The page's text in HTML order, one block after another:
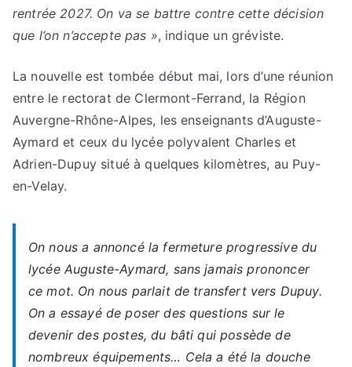
rentrée 2027. On va se battre contre cette décision
que l’on n’accepte pas », indique un gréviste.
La nouvelle est tombée début mai, lors d’une réunion
entre le rectorat de Clermont-Ferrand, la Région
Auvergne-Rhône-Alpes, les enseignants d’Auguste-
Aymard et ceux du lycée polyvalent Charles et
Adrien-Dupuy situé à quelques kilomètres, au Puy-
en-Velay.
On nous a annoncé la fermeture progressive du
lycée Auguste-Aymard, sans jamais prononcer
ce mot. On nous parlait de transfert vers Dupuy.
On a essayé de poser des questions sur le
devenir des postes, du bâti qui possède de
nombreux équipements… Cela a été la douche